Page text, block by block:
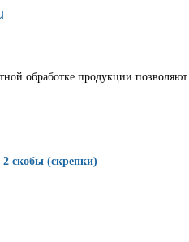
обработке продукции позволяют
2 скобы (скрепки)